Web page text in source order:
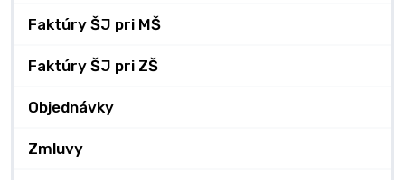
Faktúry ŠJ pri MŠ
Faktúry ŠJ pri ZŠ
Objednávky
Zmluvy